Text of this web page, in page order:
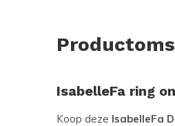
IsabelleFa ring
Koop deze IsabelleFa